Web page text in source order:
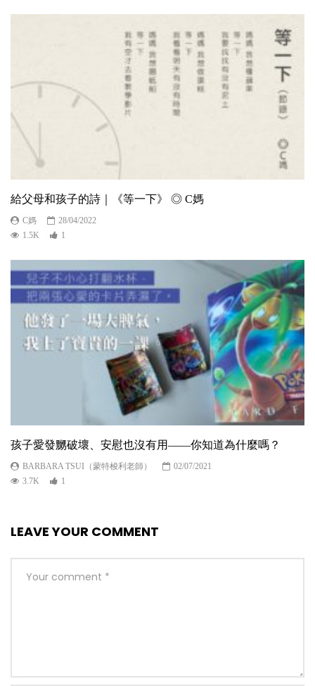
給父母和孩子的詩｜《等一下》 ◎ C媽
C媽
28/04/2022
1.5K
1
孩子愛發嬲破壞、安慰也沒有用——你知道為什麼嗎？
BARBARA TSUI（蒙特梭利老師）
02/07/2021
3.7K
1
LEAVE YOUR COMMENT